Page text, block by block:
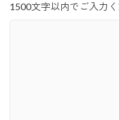
1500文字以内でご入力く